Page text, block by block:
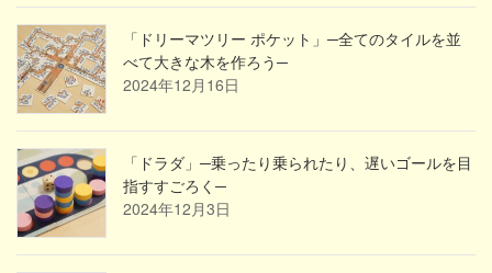
「ドリーマツリー ポケット」─全てのタイルを並
べて大きな木を作ろう─
2024年12月16日
「ドラダ」─乗ったり乗られたり、遅いゴールを目
指すすごろく─
2024年12月3日